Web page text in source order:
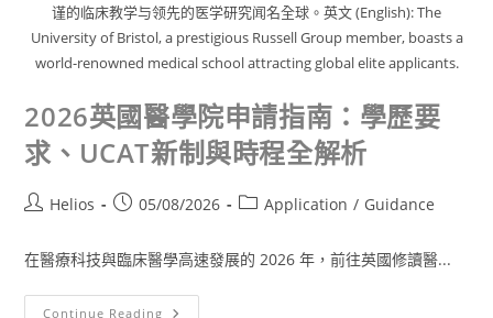
谨的临床教学与领先的医学研究闻名全球。英文 (English): The
University of Bristol, a prestigious Russell Group member, boasts a
world-renowned medical school attracting global elite applicants.
2026英國醫學院申請指南：學歷要
求、UCAT新制與時程全解析
Helios 05/08/2026 Application / Guidance
在醫療科技與臨床醫學高速發展的 2026 年，前往英國修讀醫...
Continue Reading